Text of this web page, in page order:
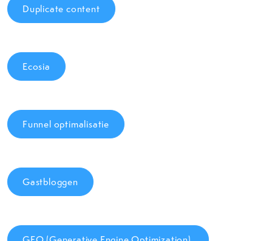
Duplicate content
Ecosia
Funnel optimalisatie
Gastbloggen